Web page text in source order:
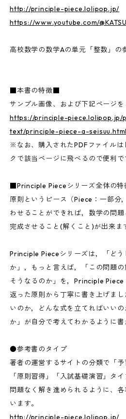
http://principle-piece.lolipop.jp/
https://www.youtube.com/
高校数学の数学Aの単元「整数」の
■本書の特徴■
サンプル画像、および下記ページを
https://principle-piece.lolipop.jp/
text/principle-piece-a-seisuu.html
※なお、購入されたPDFファイル
クで該当ページに飛べるので便利で
■Principle Pieceシリーズ全体の
原則というピース（Piece：一部分
わせることができれば，数学の問
完成させること(解くこと)が出来ま
Principle Pieceシリーズは，「どう
か」，もっと言えば，「この問題
そうなるのか」を，Principle Piece
返った原則から丁寧に書き上げま
いのか，どんな式を立てればいい
か」が自分で考えてわかるように書
●参考書のタイプ
著者の運営するサイトの分類で「予
「原則習得」「入試基礎演習」タ
問題なく解き進められるように、
います。
http://principle-piece.lolipop.jp/